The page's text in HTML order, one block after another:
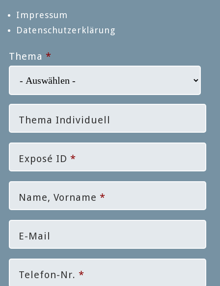
Impressum
Datenschutzerklärung
Thema *
Thema Individuell
Exposé ID *
Name, Vorname *
E-Mail
Telefon-Nr. *